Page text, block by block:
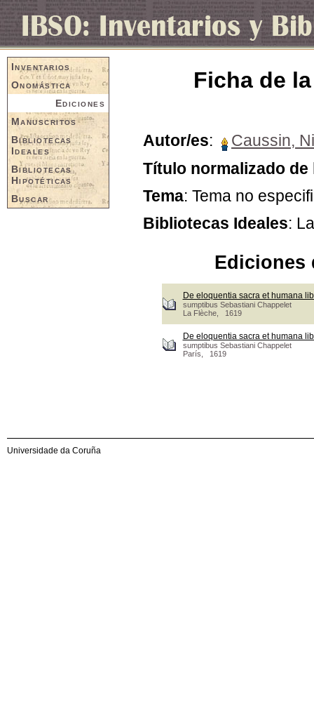
Inventarios
Onomástica
Ediciones
Manuscritos
Bibliotecas
Ideales
Bibliotecas
Hipotéticas
Buscar
Ficha de
Autor/es:
Caussin,
Título normalizado de
Tema: Tema no
Bibliotecas Ideales:
Ediciones
De eloquentia sacra et humana
sumptibus Sebastiani Chappelet
La Flèche, 1619
De eloquentia sacra et humana
sumptibus Sebastiani Chappelet
París, 1619
Universidade da Coruña